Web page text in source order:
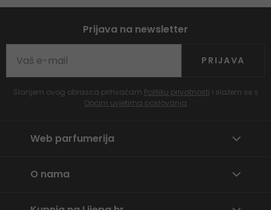
Prijava na newsletter
PRIJAVA
Slanjem ovog obrasca prihvaćam Politiku privatnosti i slažem se s
Općim uvjetima poslovanja
Web parfumerija
O nama